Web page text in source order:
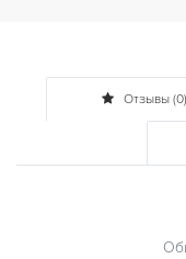
Отзывы (0)